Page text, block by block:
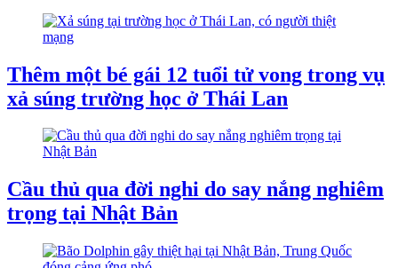
Thêm một bé gái 12 tuổi tử vong trong vụ
xả súng trường học ở Thái Lan
Cầu thủ qua đời nghi do say nắng nghiêm
trọng tại Nhật Bản